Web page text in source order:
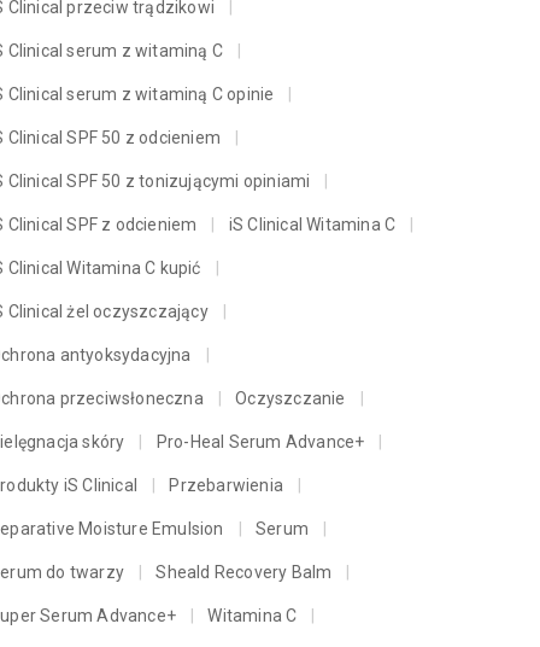
Clinical przeciw trądzikowi
Clinical serum z witaminą C
Clinical serum z witaminą C opinie
Clinical SPF 50 z odcieniem
Clinical SPF 50 z tonizującymi opiniami
Clinical SPF z odcieniem iS Clinical Witamina C
Clinical Witamina C kupić
Clinical żel oczyszczający
antyoksydacyjna
przeciwsłoneczna Oczyszczanie
skóry Pro-Heal Serum Advance+
iS Clinical Przebarwienia
Moisture Emulsion Serum
do twarzy Sheald Recovery Balm
Serum Advance+ Witamina C